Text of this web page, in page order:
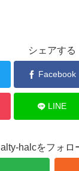
シェアする
Facebook
LINE
alty-halcをフォロ